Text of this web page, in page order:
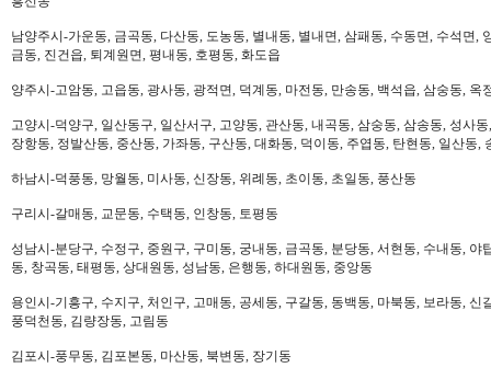
남양주시-가운동, 금곡동, 다산동, 도농동, 별내동, 별내면, 삼패동, 수동면, 수석면,
금동, 진건읍, 퇴계원면, 평내동, 호평동, 화도읍
양주시-고암동, 고읍동, 광사동, 광적면, 덕계동, 마전동, 만송동, 백석읍, 삼숭동, 옥
고양시-덕양구, 일산동구, 일산서구, 고양동, 관산동, 내곡동, 삼숭동, 삼송동, 성사
장항동, 정발산동, 중산동, 가좌동, 구산동, 대화동, 덕이동, 주엽동, 탄현동, 일산동,
하남시-덕풍동, 망월동, 미사동, 신장동, 위례동, 초이동, 초일동, 풍산동
구리시-갈매동, 교문동, 수택동, 인창동, 토평동
성남시-분당구, 수정구, 중원구, 구미동, 궁내동, 금곡동, 분당동, 서현동, 수내동,
동, 창곡동, 태평동, 상대원동, 성남동, 은행동, 하대원동, 중앙동
용인시-기흥구, 수지구, 처인구, 고매동, 공세동, 구갈동, 동백동, 마북동, 보라동,
풍덕천동, 김량장동, 고림동
김포시-풍무동, 김포본동, 마산동, 북변동, 장기동